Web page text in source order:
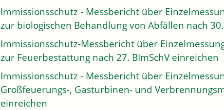
Immissionsschutz - Messbericht über
zur biologischen Behandlung von Abfällen nach
Immissionsschutz-Messbericht über
zur Feuerbestattung nach 27. BImSchV einreichen
Immissionsschutz - Messbericht über
Großfeuerungs-, Gasturbinen- und
einreichen